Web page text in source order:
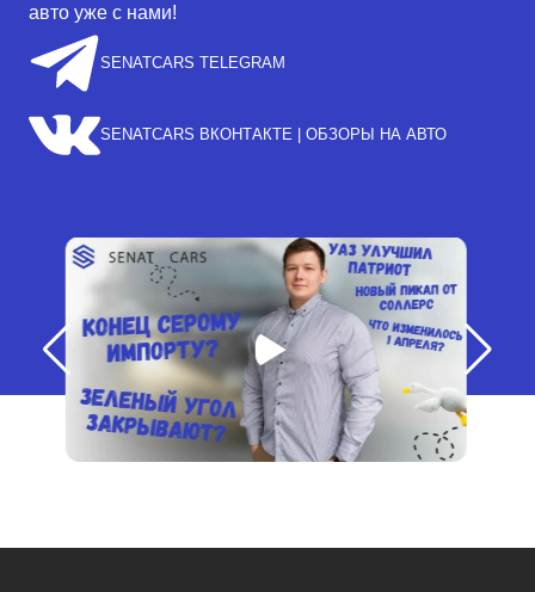
авто уже с нами!
SENATCARS TELEGRAM
SENATCARS ВКОНТАКТЕ | ОБЗОРЫ НА АВТО